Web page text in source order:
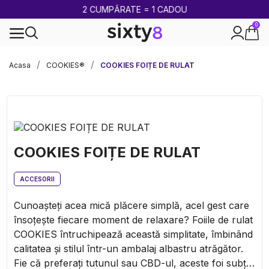
2 CUMPĂRATE = 1 CADOU
0
Acasa
COOKIES® COOKIES FOIȚE DE RULAT
COOKIES FOIȚE DE RULAT
ACCESORII
Cunoașteți acea mică plăcere simplă, acel gest care
însoțește fiecare moment de relaxare? Foiile de rulat
COOKIES întruchipează această simplitate, îmbinând
calitatea și stilul într-un ambalaj albastru atrăgător.
Fie că preferați tutunul sau CBD-ul, aceste foi subțiri